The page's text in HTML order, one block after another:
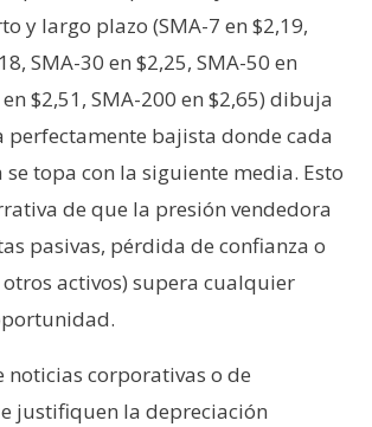
y largo plazo (SMA-7 en $2,19,
SMA-30 en $2,25, SMA-50 en
$2,51, SMA-200 en $2,65) dibuja
perfectamente bajista donde cada
topa con la siguiente media. Esto
de que la presión vendedora
pasivas, pérdida de confianza o
activos) supera cualquier
noticias corporativas o de
justifiquen la depreciación